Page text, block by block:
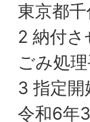
東京都
2 納付
ごみ処
3 指定開
令和6年